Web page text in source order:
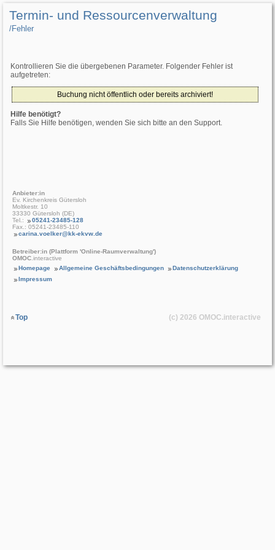
Termin- und Ressourcenverwaltung
/­Fehler
Kontrollieren Sie die übergebenen Parameter. Folgender Fehler ist
aufgetreten:
Buchung nicht öffentlich oder bereits archiviert!
Hilfe benötigt?
Falls Sie Hilfe benötigen, wenden Sie sich bitte an den Support.
Anbieter:in
Ev. Kirchenkreis Gütersloh
Moltkestr. 10
33330 Gütersloh (DE)
Tel.:
05241-23485-128
Fax.: 05241-23485-110
carina.voelker@kk-ekvw.de
Betreiber:in (Plattform 'Online-Raumverwaltung')
OMOC .interactive
Homepage
Allgemeine Geschäftsbedingungen
Datenschutzerklärung
Impressum
Top (c) 2026 OMOC.interactive